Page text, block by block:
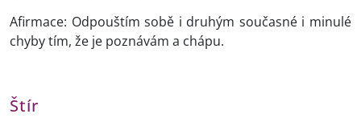
Afirmace: Odpouštím sobě i druhým současné i minulé
chyby tím, že je poznávám a chápu.
Štír